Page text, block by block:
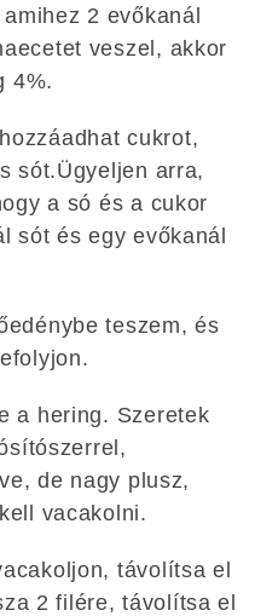
2 evőkanál
veszel, akkor
4%.
cukrot,
sót.Ügyeljen arra,
a só és a cukor
sót és egy evőkanál
teszem, és
a hering. Szeretek
de nagy plusz,
vacakolni.
távolítsa el
2 filére, távolítsa el